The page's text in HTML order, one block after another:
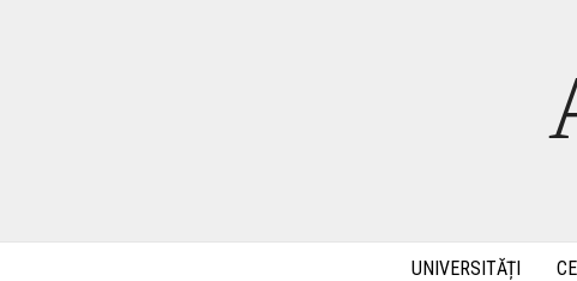
UNIVERSITĂȚI